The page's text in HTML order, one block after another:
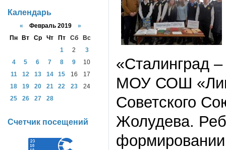
«Сталинград
МОУ СОШ
Советского
Жолудева.
формировании
Календарь
« Февраль 2019 »
Пн
Вт Ср Чт Пт Сб
Вс
1
2
3
4
5 6 7 8 9
10
11
12 13 14 15 16
17
18
19 20 21 22 23
24
25
26 27 28
Счетчик посещений